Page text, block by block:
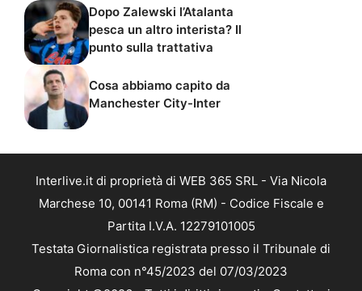
Dopo Zalewski l’Atalanta
pesca un altro interista? Il
punto sulla trattativa
Cosa abbiamo capito da
Manchester City-Inter
Interlive.it di proprietà di WEB 365 SRL - Via Nicola
Marchese 10, 00141 Roma (RM) - Codice Fiscale e
Partita I.V.A. 12279101005
Testata Giornalistica registrata presso il Tribunale di
Roma con n°45/2023 del 07/03/2023